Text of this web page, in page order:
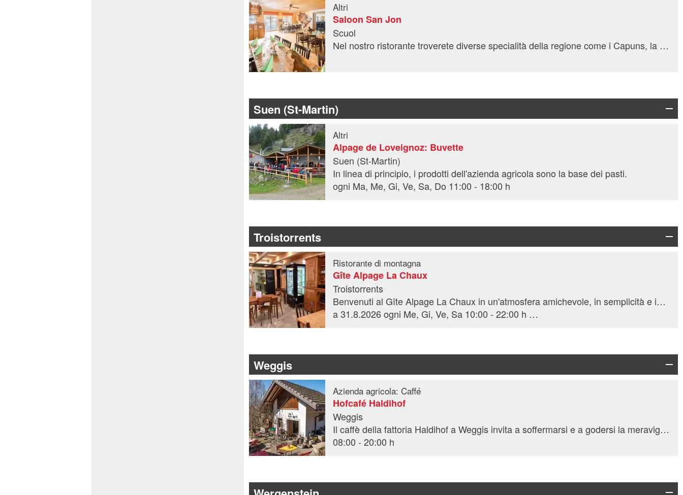
Altri
Saloon San Jon
Scuol
Nel nostro ristorante troverete diverse specialità della regione come i Capuns, la zuppa d'orzo dei Grigioni o la Biera Engiadinaisa, oltre ad altre prelibatezze preparate con cura ogni giorno.
Suen (St-Martin)
Altri
Alpage de Loveignoz: Buvette
Suen (St-Martin)
In linea di principio, i prodotti dell'azienda agricola sono la base dei pasti.
ogni Ma, Me, Gi, Ve, Sa, Do 11:00 - 18:00 h
Troistorrents
Ristorante di montagna
Gîte Alpage La Chaux
Troistorrents
Benvenuti al Gîte Alpage La Chaux in un'atmosfera amichevole, in semplicità e in un'atmosfera d'altri tempi. Cucina casalinga con prodotti locali.
a 31.8.2026 ogni Me, Gi, Ve, Sa 10:00 - 22:00 h | a 31.8.2026 ogni Do 10:00 - 17:00 h | 1.9.2026 - 1.11.2026 ogni Gi, Ve, Sa 10:00 - 22:00 h | 1.9.2026 - 1.11.2026 ogni Do 10:00 - 17:00 h
Weggis
Azienda agricola: Caffé
Hofcafé Haldihof
Weggis
Il caffè della fattoria Haldihof a Weggis invita a soffermarsi e a godersi la meravigliosa vista sul Lago dei Quattro Cantoni. Bevande biologiche, caffè, gelati e torte fresche sono disponibili in un ambiente rilassato e self-service, ideale per una piacevole pausa durante il percorso.
08:00 - 20:00 h